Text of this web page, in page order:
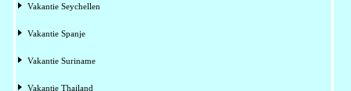
Vakantie Seychellen
Vakantie Spanje
Vakantie Suriname
Vakantie Thailand